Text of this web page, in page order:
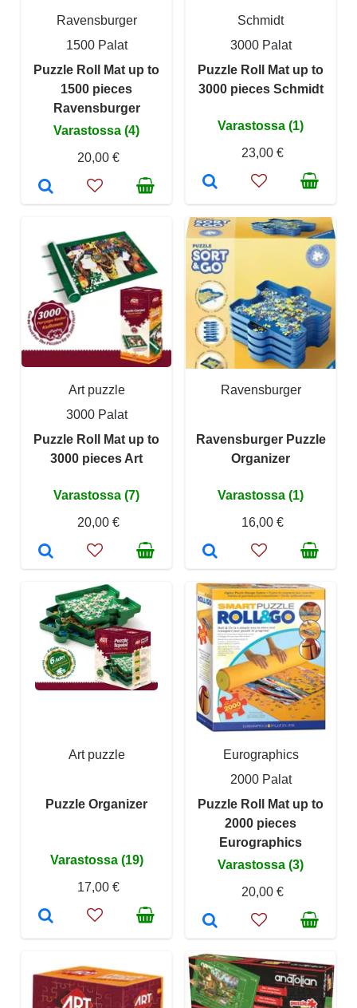
Ravensburger
1500 Palat
Puzzle Roll Mat up to
1500 pieces
Ravensburger
Varastossa (4)
20,00 €
Schmidt
3000 Palat
Puzzle Roll Mat up to
3000 pieces Schmidt
Varastossa (1)
23,00 €
Art puzzle
3000 Palat
Puzzle Roll Mat up to
3000 pieces Art
Varastossa (7)
20,00 €
Ravensburger
Ravensburger Puzzle
Organizer
Varastossa (1)
16,00 €
Art puzzle
Puzzle Organizer
Varastossa (19)
17,00 €
Eurographics
2000 Palat
Puzzle Roll Mat up to
2000 pieces
Eurographics
Varastossa (3)
20,00 €